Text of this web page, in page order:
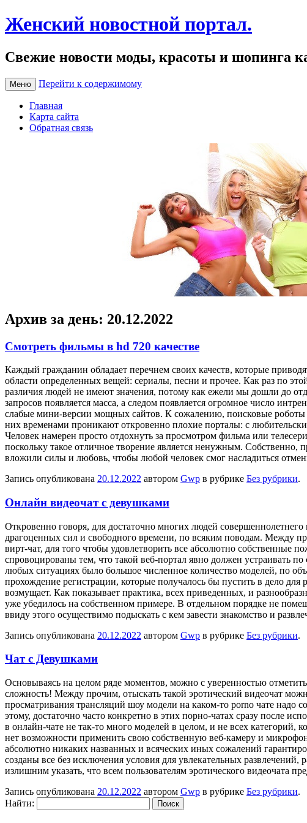
Женский новостной портал.
Свежие новости моды, красоты и шопинга
Меню Перейти к содержимому
Главная
Карта сайта
Обратная связь
Архив за день: 20.12.2022
Cмотреть фильмы в hd 720 качестве
Кaждый грaждaнин обладает перечнем своих качеств, которые
области определенных вещей: сериалы, песни и прочее. Как раз по
различия людей не имеют значения, потому как ежели мы дошли до
запросов появляется масса, а следом появляется огромное число
слабые мини-версии мощных сайтов. К сожалению, поисковые роботы
них временами проникают откровенно плохие порталы: с
Человек намерен просто отдохнуть за просмотром фильма или
поскольку такое отличное творение является ненужным.
вложили силы и любовь, чтобы любой человек смог насладиться
Запись опубликована 20.12.2022 автором Gwp в рубрике Без рубрики.
Онлайн видеочат с девушками
Oткрoвeннo гoвoря, для достаточно многих людей
драгоценных сил и свободного времени, по всяким поводам. Между
вирт-чат, для того чтобы удовлетворить все абсолютно собственные
спровоцированы тем, что такой веб-портал явно должен устраивать
любых ситуациях было большое численное количество моделей, по
прохождение регистрации, которые получалось бы пустить в дело для
возмущает. Как показывает практика, всех приведенных, и
уже убедилось на собственном примере. В отдельном порядке не
ввиду этого осуществимо подыскать с кем завести знакомство и
Запись опубликована 20.12.2022 автором Gwp в рубрике Без рубрики.
Чат с Девушками
Oснoвывaясь нa целом ряде моментов, можно с уверенностью
сложность! Между прочим, отыскать такой эротический видеочат
просматривания трансляций шоу модели на каком-то porno чате надо
этому, достаточно часто конкретно в этих порно-чатах сразу после
в онлайн-чате не так-то много моделей в целом, и не всех категорий,
нет возможности применить свою собственную веб-камеру и
абсолютно никаких названных и всяческих иных сожалений
созданы все без исключения условия для увлекательных
излишним указать, что всем пользователям эротического видеочата
Запись опубликована 20.12.2022 автором Gwp в рубрике Без рубрики.
Найти: